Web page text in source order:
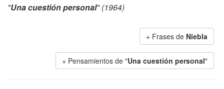
"Una cuestión personal" (1964)
+ Frases de Niebla
+ Pensamientos de "Una cuestión personal"